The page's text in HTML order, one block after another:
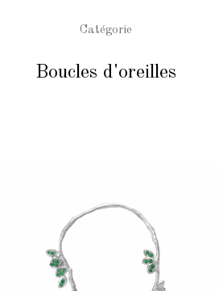
Catégorie
Boucles d'oreilles